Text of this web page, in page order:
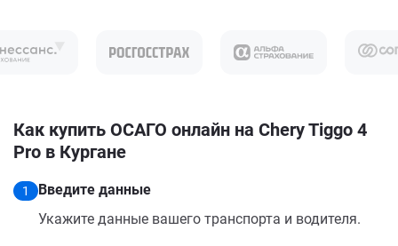
Как купить ОСАГО онлайн на Chery Tiggo 4
Pro в Кургане
1
Введите данные
Укажите данные вашего транспорта и водителя.